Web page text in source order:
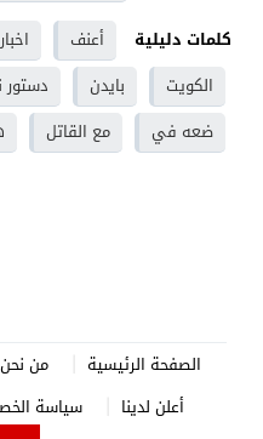
كلمات دليلية
أعنف
الكويت
بايدن دستور
ضعه في
مع القاتل
الصفحة الرئيسية من نحن
أعلن لدينا
سياسة